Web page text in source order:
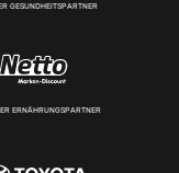
GESUNDHEITSPARTNER
ERNÄHRUNGSPARTNER